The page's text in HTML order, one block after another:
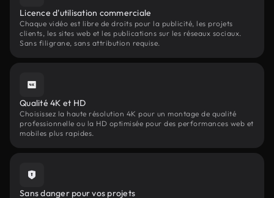
Licence d'utilisation commerciale
Chaque vidéo est libre de droits pour la publicité, les projets
clients, les sites web et les publications sur les réseaux sociaux.
Sans filigrane, sans attribution requise.
Qualité 4K et HD
Choisissez la haute résolution 4K pour un montage de qualité
professionnelle ou la HD optimisée pour des performances web et
mobiles plus rapides.
Sans danger pour vos projets